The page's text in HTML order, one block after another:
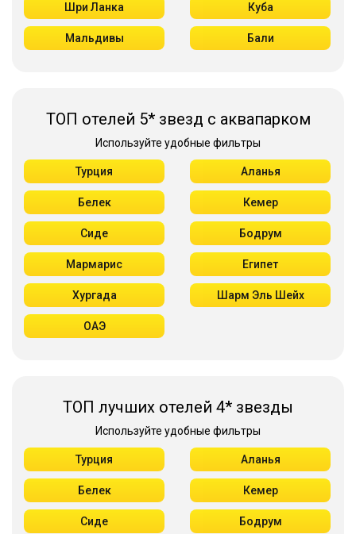
Шри Ланка Куба
Мальдивы Бали
ТОП отелей 5* звезд с аквапарком
Используйте удобные фильтры
Турция Аланья
Белек Кемер
Сиде Бодрум
Мармарис Египет
Хургада Шарм Эль Шейх
ОАЭ
ТОП лучших отелей 4* звезды
Используйте удобные фильтры
Турция Аланья
Белек Кемер
Сиде Бодрум